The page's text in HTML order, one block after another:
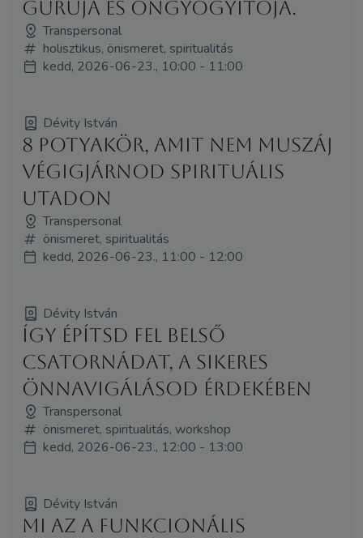
guruja és öngyógyítója.
Transpersonal
holisztikus, önismeret, spiritualitás
kedd, 2026-06-23., 10:00 - 11:00
Dévity István
8 potyakör, amit nem muszáj
végigjárnod spirituális
utadon
Transpersonal
önismeret, spiritualitás
kedd, 2026-06-23., 11:00 - 12:00
Dévity István
Így építsd fel belső
csatornádat, a sikeres
önnavigálásod érdekében
Transpersonal
önismeret, spiritualitás, workshop
kedd, 2026-06-23., 12:00 - 13:00
Dévity István
Mi az a funkcionális